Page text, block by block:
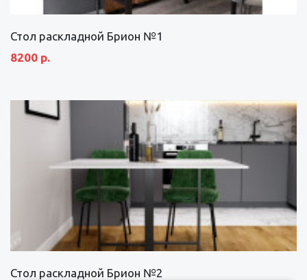
Стол раскладной Брион №1
8200 р.
Стол раскладной Брион №2